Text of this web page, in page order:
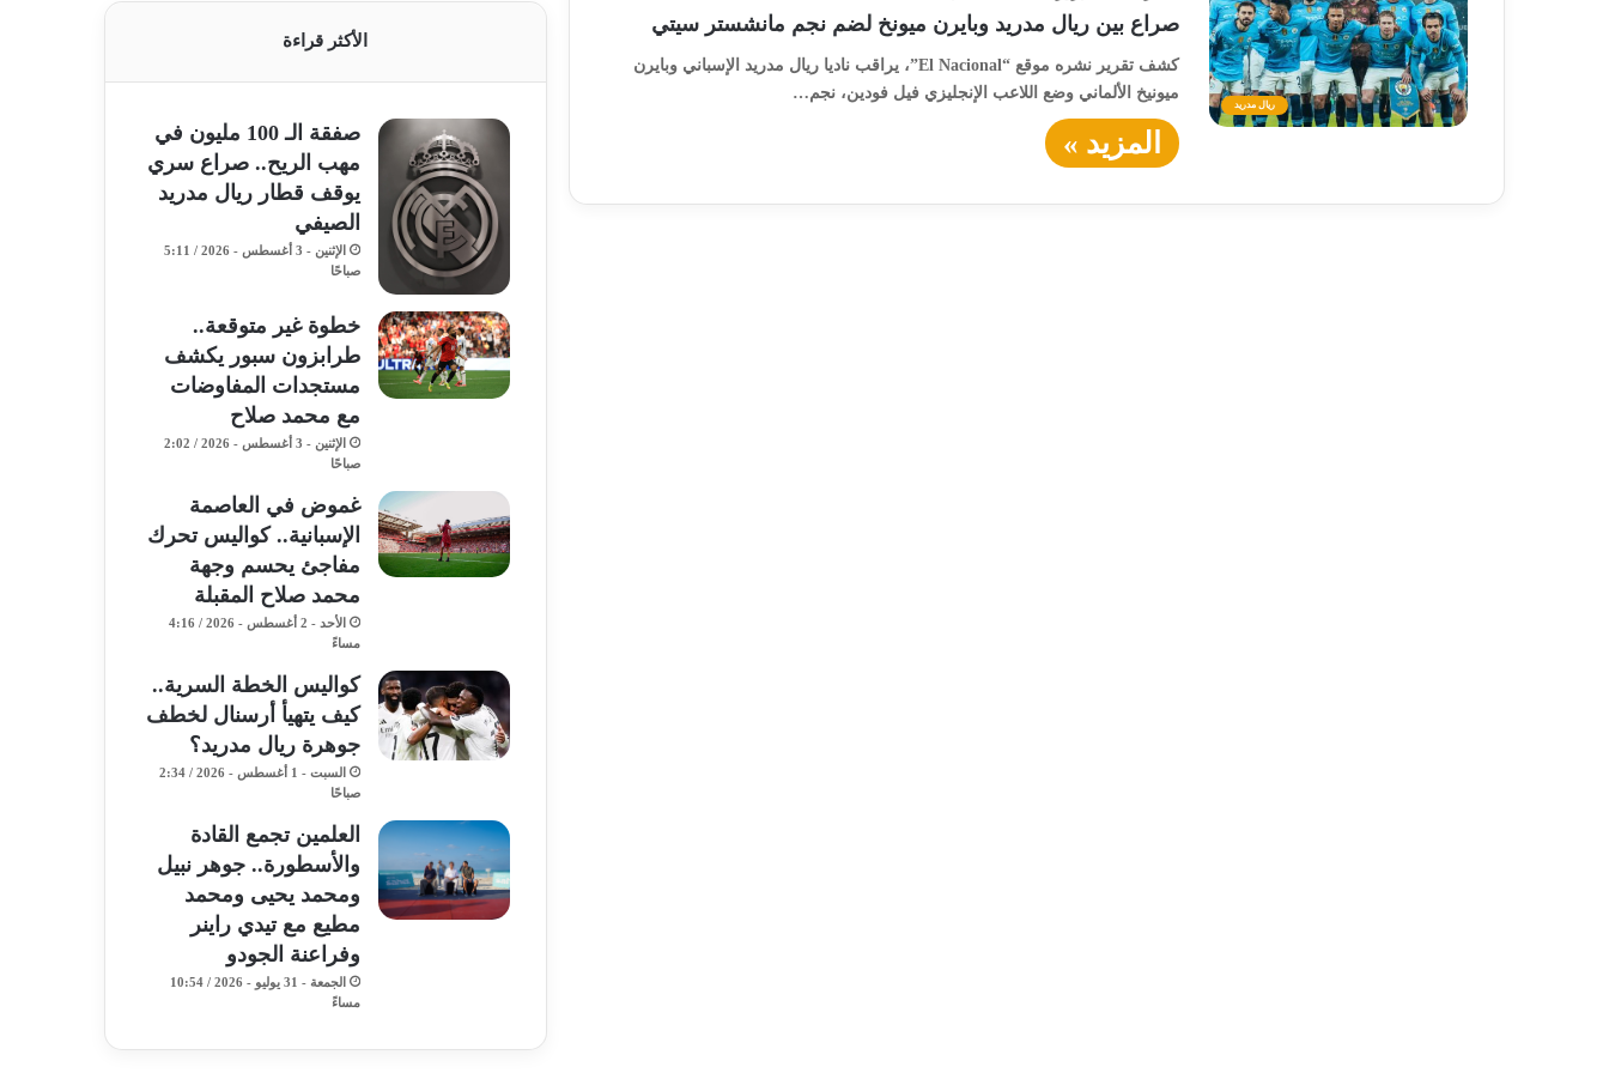
ريال مدريد
صراع بين ريال مدريد وبايرن ميونخ لضم نجم مانشستر سيتي
كشف تقرير نشره موقع “El Nacional”، يراقب ناديا ريال مدريد الإسباني وبايرن
ميونيخ الألماني وضع اللاعب الإنجليزي فيل فودين، نجم…
المزيد »
الأكثر قراءة
صفقة الـ 100 مليون في
مهب الريح.. صراع سري
يوقف قطار ريال مدريد
الصيفي
الإثنين - 3 أغسطس - 2026 / 5:11
صباحًا
خطوة غير متوقعة..
طرابزون سبور يكشف
مستجدات المفاوضات
مع محمد صلاح
الإثنين - 3 أغسطس - 2026 / 2:02
صباحًا
غموض في العاصمة
الإسبانية.. كواليس تحرك
مفاجئ يحسم وجهة
محمد صلاح المقبلة
الأحد - 2 أغسطس - 2026 / 4:16
مساءً
كواليس الخطة السرية..
كيف يتهيأ أرسنال لخطف
جوهرة ريال مدريد؟
السبت - 1 أغسطس - 2026 / 2:34
صباحًا
​العلمين تجمع القادة
والأسطورة.. جوهر نبيل
ومحمد يحيى ومحمد
مطيع مع تيدي راينر
وفراعنة الجودو ​
الجمعة - 31 يوليو - 2026 / 10:54
مساءً